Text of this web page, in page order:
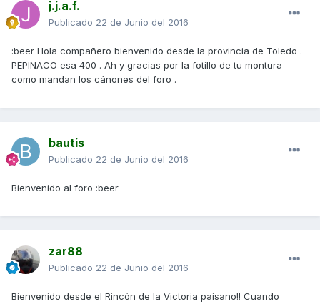
j.j.a.f.
Publicado 22 de Junio del 2016
:beer Hola compañero bienvenido desde la provincia de Toledo .
PEPINACO esa 400 . Ah y gracias por la fotillo de tu montura
como mandan los cánones del foro .
bautis
Publicado 22 de Junio del 2016
Bienvenido al foro :beer
zar88
Publicado 22 de Junio del 2016
Bienvenido desde el Rincón de la Victoria paisano!! Cuando